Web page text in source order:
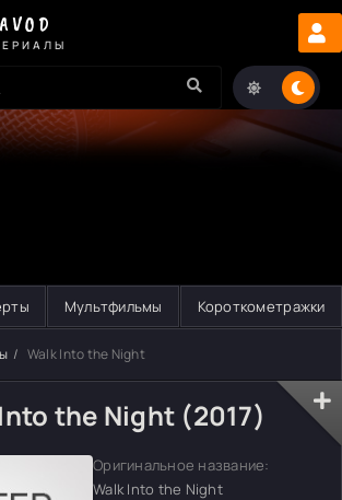
Мультфильмы Короткометражки
Walk Into the Night
the Night (2017)
Оригинальное название:
Walk Into the Night